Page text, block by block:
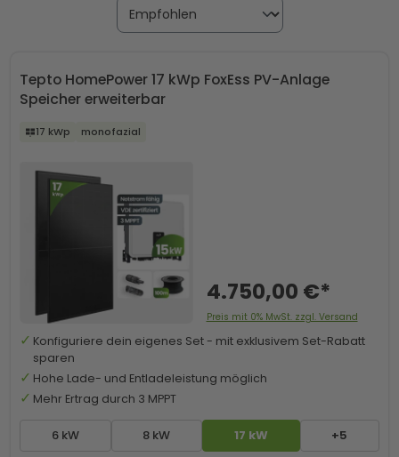
Tepto HomePower 17 kWp FoxEss PV-Anlage
Speicher erweiterbar
17 kWp monofazial
6 kW 8 kW 17 kW +5
4.750,00 €*
Preis mit 0% MwSt. zzgl. Versand
Konfiguriere dein eigenes Set - mit exklusivem Set-Rabatt
sparen
Hohe Lade- und Entladeleistung möglich
Mehr Ertrag durch 3 MPPT